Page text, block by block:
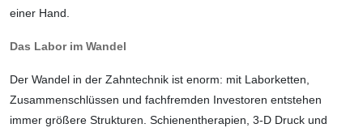
einer Hand.
Das Labor im Wandel
Der Wandel in der Zahntechnik ist enorm: mit Laborketten,
Zusammenschlüssen und fachfremden Investoren entstehen
immer größere Strukturen. Schienentherapien, 3-D Druck und